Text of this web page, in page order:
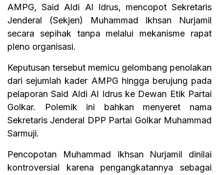
AMPG, Said Aldi Al Idrus, mencopot Sekretaris
Jenderal (Sekjen) Muhammad Ikhsan Nurjamil
secara sepihak tanpa melalui mekanisme rapat
pleno organisasi.
Keputusan tersebut memicu gelombang penolakan
dari sejumlah kader AMPG hingga berujung pada
pelaporan Said Aldi Al Idrus ke Dewan Etik Partai
Golkar. Polemik ini bahkan menyeret nama
Sekretaris Jenderal DPP Partai Golkar Muhammad
Sarmuji.
Pencopotan Muhammad Ikhsan Nurjamil dinilai
kontroversial karena pengangkatannya sebagai